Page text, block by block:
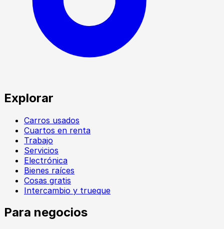
Explorar
Carros usados
Cuartos en renta
Trabajo
Servicios
Electrónica
Bienes raíces
Cosas gratis
Intercambio y trueque
Para negocios